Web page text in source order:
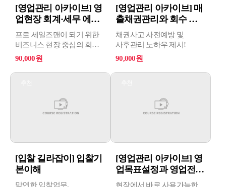
있는지를 배우게 됩니다.
[영업관리 아카이브] 영
업현장 회계·세무 에센
스
프로 세일즈맨이 되기 위한
비즈니스 현장 중심의 회계·
세무 지식!
90,000원
[영업관리 아카이브] 매
출채권관리와 회수 노
하우
채권사고 사전예방 및
사후관리 노하우 제시!
90,000원
[입찰 길라잡이] 입찰기
본이해
막연한 입찰업무,
[영업관리 아카이브] 영
업목표설정과 영업전략
수립
현장에서 바로 사용가능한